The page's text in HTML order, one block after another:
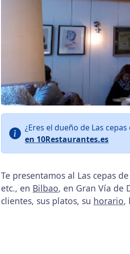
¿Eres el dueño de Las
en 10Restaurantes.es
Te presentamos al Las cepas
etc., en Bilbao, en Gran Vía de
clientes, sus platos, su horario,